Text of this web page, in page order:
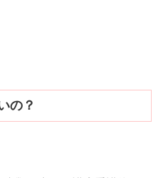
の？